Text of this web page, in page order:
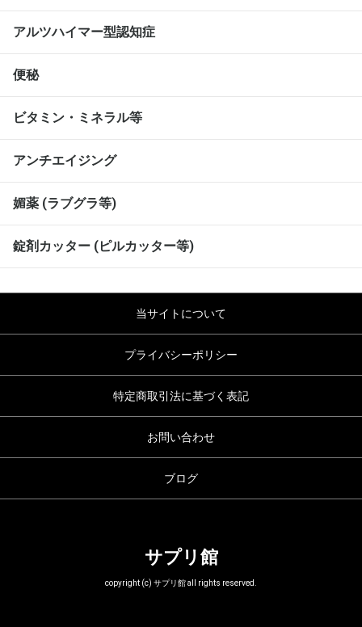
アルツハイマー型認知症
便秘
ビタミン・ミネラル等
アンチエイジング
媚薬 (ラブグラ等)
錠剤カッター (ピルカッター等)
当サイトについて
プライバシーポリシー
特定商取引法に基づく表記
お問い合わせ
ブログ
サプリ館
copyright (c) サプリ館 all rights reserved.